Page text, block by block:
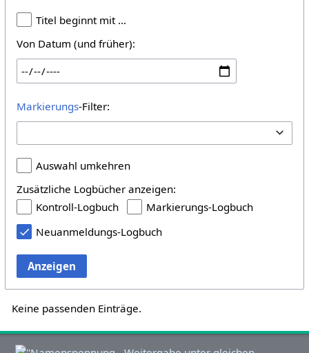
Titel beginnt mit …
Von Datum (und früher):
Markierungs-Filter:
Auswahl umkehren
Zusätzliche Logbücher anzeigen:
Kontroll-Logbuch
Markierungs-Logbuch
Neuanmeldungs-Logbuch
Anzeigen
Keine passenden Einträge.